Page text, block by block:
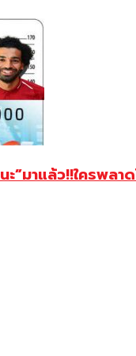
ะ”มาแล้ว!!ใครพล